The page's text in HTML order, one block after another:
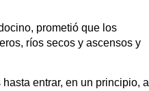
prometió que los
ríos secos y ascensos y
entrar, en un principio, a